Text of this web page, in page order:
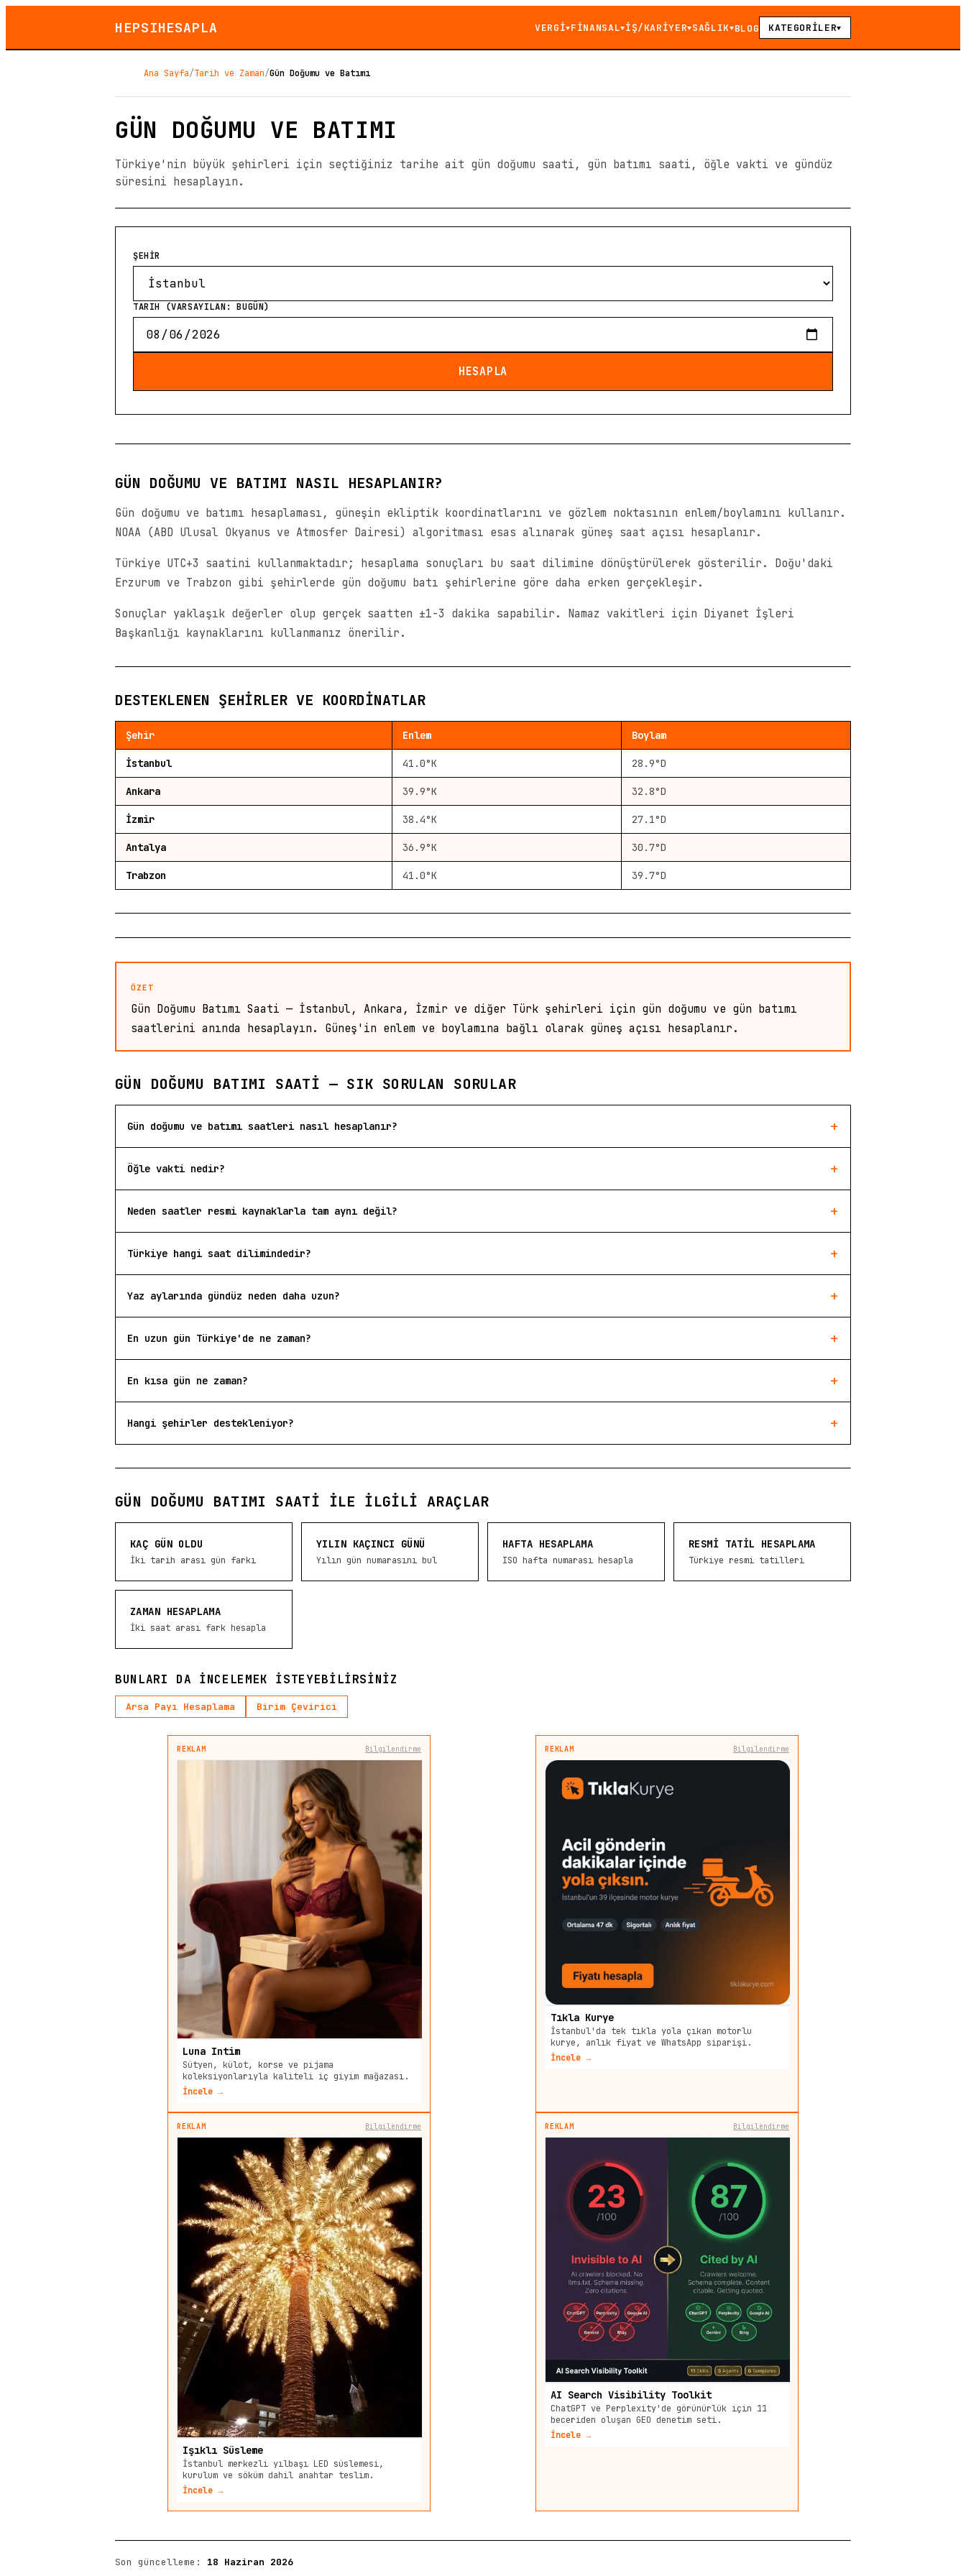
HEPSIHESAPLA VERGİ▼FİNANSAL▼İŞ/KARİYER▼SAĞLIK▼BLOG KATEGORİLER▼
Ana Sayfa/Tarih ve Zaman/Gün Doğumu ve Batımı
GÜN DOĞUMU VE BATIMI
Türkiye'nin büyük şehirleri için seçtiğiniz tarihe ait gün doğumu saati, gün batımı saati, öğle vakti ve gündüz
süresini hesaplayın.
ŞEHİR
TARIH (VARSAYILAN: BUGÜN)
HESAPLA
GÜN DOĞUMU VE BATIMI NASIL HESAPLANIR?
Gün doğumu ve batımı hesaplaması, güneşin ekliptik koordinatlarını ve gözlem noktasının enlem/boylamını kullanır.
NOAA (ABD Ulusal Okyanus ve Atmosfer Dairesi) algoritması esas alınarak güneş saat açısı hesaplanır.
Türkiye UTC+3 saatini kullanmaktadır; hesaplama sonuçları bu saat dilimine dönüştürülerek gösterilir. Doğu'daki
Erzurum ve Trabzon gibi şehirlerde gün doğumu batı şehirlerine göre daha erken gerçekleşir.
Sonuçlar yaklaşık değerler olup gerçek saatten ±1-3 dakika sapabilir. Namaz vakitleri için Diyanet İşleri
Başkanlığı kaynaklarını kullanmanız önerilir.
DESTEKLENEN ŞEHIRLER VE KOORDINATLAR
Şehir Enlem Boylam
İstanbul 41.0°K 28.9°D
Ankara 39.9°K 32.8°D
İzmir 38.4°K 27.1°D
Antalya 36.9°K 30.7°D
Trabzon 41.0°K 39.7°D
ÖZET
Gün Doğumu Batımı Saati — İstanbul, Ankara, İzmir ve diğer Türk şehirleri için gün doğumu ve gün batımı
saatlerini anında hesaplayın. Güneş'in enlem ve boylamına bağlı olarak güneş açısı hesaplanır.
GÜN DOĞUMU BATIMI SAATI — SIK SORULAN SORULAR
Gün doğumu ve batımı saatleri nasıl hesaplanır? +
Öğle vakti nedir? +
Neden saatler resmi kaynaklarla tam aynı değil? +
Türkiye hangi saat dilimindedir? +
Yaz aylarında gündüz neden daha uzun? +
En uzun gün Türkiye'de ne zaman? +
En kısa gün ne zaman? +
Hangi şehirler destekleniyor? +
GÜN DOĞUMU BATIMI SAATI ILE İLGILI ARAÇLAR
KAÇ GÜN OLDU
İki tarih arası gün farkı
YILIN KAÇINCI GÜNÜ
Yılın gün numarasını bul
HAFTA HESAPLAMA
ISO hafta numarası hesapla
RESMI TATIL HESAPLAMA
Türkiye resmi tatilleri
ZAMAN HESAPLAMA
İki saat arası fark hesapla
BUNLARI DA INCELEMEK ISTEYEBILIRSINIZ
Arsa Payı Hesaplama Birim Çevirici
REKLAM Bilgilendirme
Luna Intim
Sütyen, külot, korse ve pijama
koleksiyonlarıyla kaliteli iç giyim mağazası.
İncele →
REKLAM Bilgilendirme
Tıkla Kurye
İstanbul'da tek tıkla yola çıkan motorlu
kurye, anlık fiyat ve WhatsApp siparişi.
İncele →
REKLAM Bilgilendirme
Işıklı Süsleme
İstanbul merkezli yılbaşı LED süslemesi,
kurulum ve söküm dahil anahtar teslim.
İncele →
REKLAM Bilgilendirme
AI Search Visibility Toolkit
ChatGPT ve Perplexity'de görünürlük için 11
beceriden oluşan GEO denetim seti.
İncele →
Son güncelleme: 18 Haziran 2026